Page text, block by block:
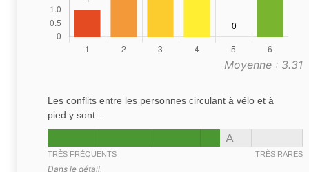
Moyenne : 3.31
Les conflits entre les personnes circulant à vélo et à
pied y sont...
A
TRÈS FRÉQUENTS TRÈS RARES
Dans le détail,